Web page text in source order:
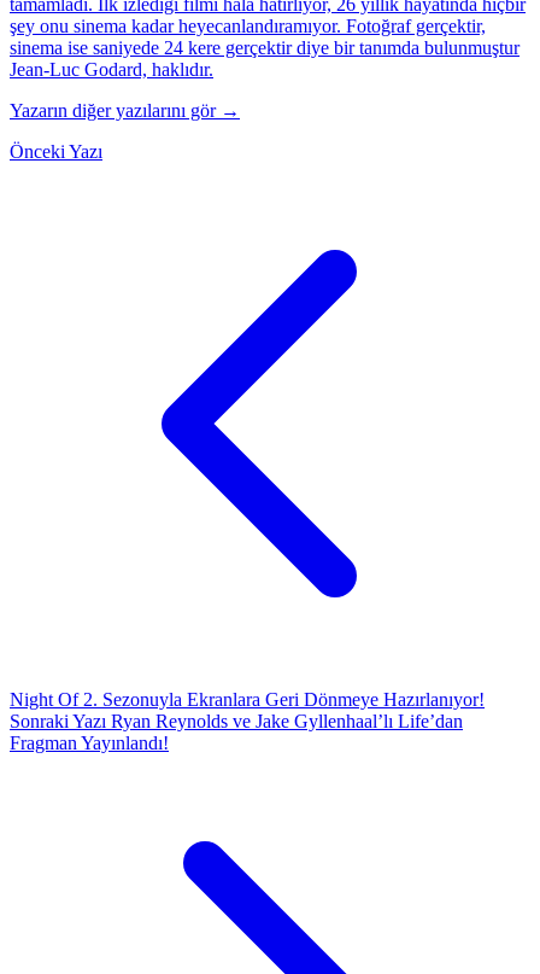
şey onu sinema kadar heyecanlandıramıyor. Fotoğraf gerçektir,
sinema ise saniyede 24 kere gerçektir diye bir tanımda bulunmuştur
Jean-Luc Godard, haklıdır.
Yazarın diğer yazılarını gör →
Önceki Yazı
Night Of 2. Sezonuyla Ekranlara Geri Dönmeye Hazırlanıyor!
Sonraki Yazı Ryan Reynolds ve Jake Gyllenhaal’lı Life’dan
Fragman Yayınlandı!